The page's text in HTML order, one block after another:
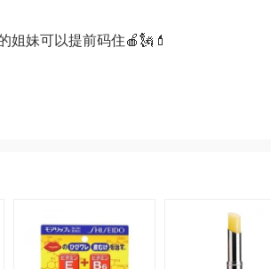
姐妹可以提前码住🍎🗽💄